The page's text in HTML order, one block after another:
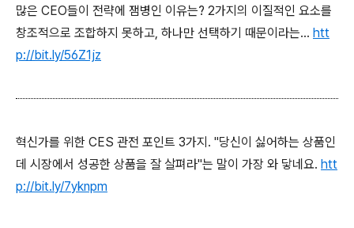
많은 CEO들이 전략에 잼병인 이유는? 2가지의 이질적인 요소를
창조적으로 조합하지 못하고, 하나만 선택하기 때문이라는... htt
p://bit.ly/56Z1jz
혁신가를 위한 CES 관전 포인트 3가지. "당신이 싫어하는 상품인
데 시장에서 성공한 상품을 잘 살펴라"는 말이 가장 와 닿네요. htt
p://bit.ly/7yknpm